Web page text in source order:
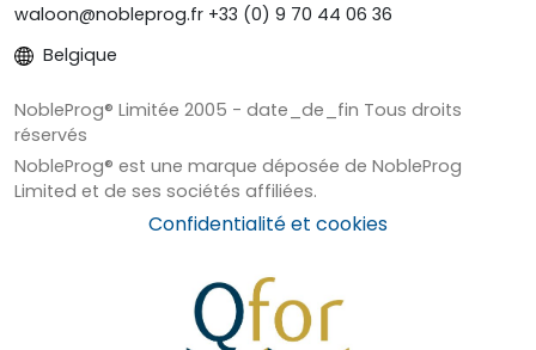
waloon@nobleprog.fr +33 (0) 9 70 44 06 36
Belgique
NobleProg® Limitée 2005 - date_de_fin Tous droits
réservés
NobleProg® est une marque déposée de NobleProg
Limited et de ses sociétés affiliées.
Confidentialité et cookies